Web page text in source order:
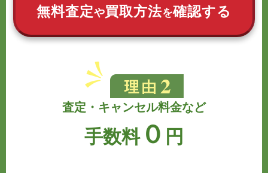
無料査定や買取方法を確認する
査定・キャンセル料金など
手数料０ 円